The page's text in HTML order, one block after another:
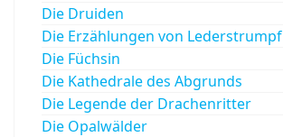
Die Druiden
Die Erzählungen von Lederstrumpf
Die Füchsin
Die Kathedrale des Abgrunds
Die Legende der Drachenritter
Die Opalwälder